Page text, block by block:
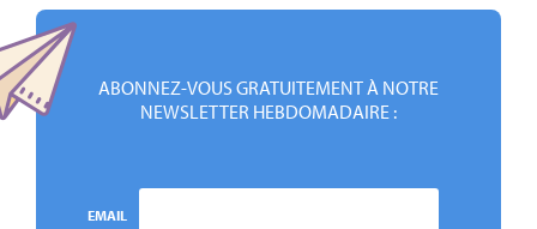
ABONNEZ-VOUS GRATUITEMENT À NOTRE
NEWSLETTER HEBDOMADAIRE :
EMAIL